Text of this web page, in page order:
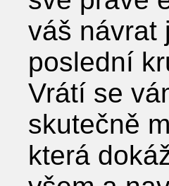
váš návrat
poslední
Vrátí se
skutečně
která